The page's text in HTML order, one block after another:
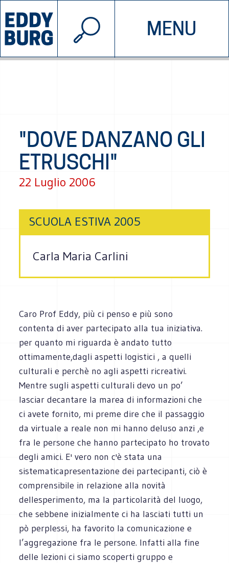
MENU
INIZIATIVE CHI SIAMO
© 2026 EDDYBURG
"DOVE DANZANO GLI
ETRUSCHI"
22 Luglio 2006
SCUOLA ESTIVA 2005
Carla Maria Carlini
Caro Prof Eddy, più ci penso e più sono
contenta di aver partecipato alla tua iniziativa.
per quanto mi riguarda è andato tutto
ottimamente,dagli aspetti logistici , a quelli
culturali e perchè no agli aspetti ricreativi.
Mentre sugli aspetti culturali devo un po’
lasciar decantare la marea di informazioni che
ci avete fornito, mi preme dire che il passaggio
da virtuale a reale non mi hanno deluso anzi ,e
fra le persone che hanno partecipato ho trovato
degli amici. E' vero non c'è stata una
sistematicapresentazione dei partecipanti, ciò è
comprensibile in relazione alla novità
dellesperimento, ma la particolarità del luogo,
che sebbene inizialmente ci ha lasciati tutti un
pò perplessi, ha favorito la comunicazione e
l’aggregazione fra le persone. Infatti alla fine
delle lezioni ci siamo scoperti gruppo e